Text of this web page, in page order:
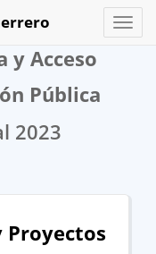
Toggle
y Acceso
Pública
2023
Proyectos